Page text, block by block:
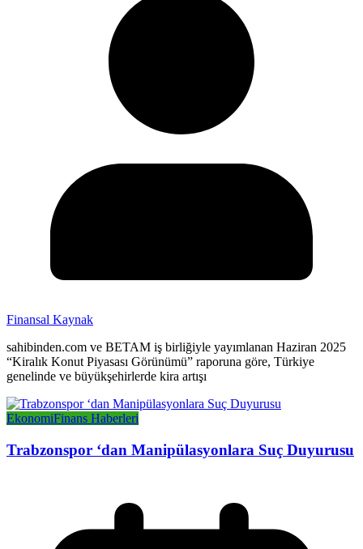
Finansal Kaynak
sahibinden.com ve BETAM iş birliğiyle yayımlanan Haziran 2025
“Kiralık Konut Piyasası Görünümü” raporuna göre, Türkiye
genelinde ve büyükşehirlerde kira artışı
EkonomiFinans Haberleri
Trabzonspor ‘dan Manipülasyonlara Suç Duyurusu